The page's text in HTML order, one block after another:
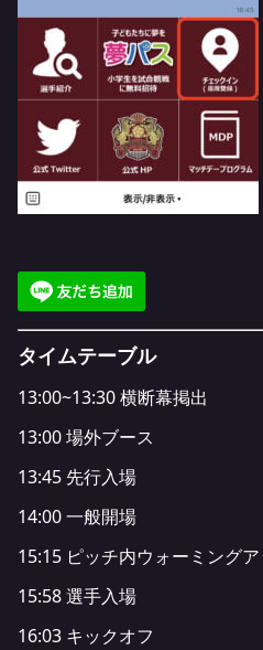
タイムテーブル
13:00~13:30横断幕掲出
13:00場外ブース
13:45 先行入場
14:00一般開場
15:15 ピッチ内ウォーミング
15:58選手入場
16:03 キックオフ